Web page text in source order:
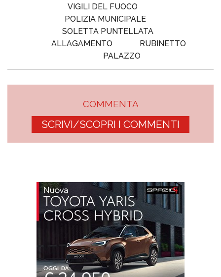
VIGILI DEL FUOCO
POLIZIA MUNICIPALE
SOLETTA PUNTELLATA
ALLAGAMENTO
RUBINETTO
PALAZZO
COMMENTA
SCRIVI/SCOPRI I COMMENTI